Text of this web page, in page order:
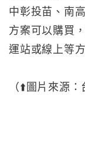
中彰投苗、南
方案可以購買
運站或線上等
（⬆️圖片來源：